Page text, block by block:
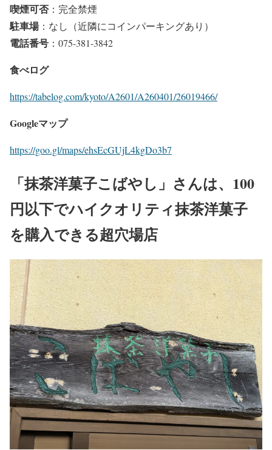
喫煙可否：完全禁煙
駐車場：なし（近隣にコインパーキングあり）
電話番号 ：075-381-3842
食べログ
https://tabelog.com/kyoto/A2601/A260401/26019466/
Googleマップ
https://goo.gl/maps/ehsEcGUjL4kgDo3b7
「抹茶洋菓子こばやし」さんは、100
円以下でハイクオリティ抹茶洋菓子
を購入できる超穴場店